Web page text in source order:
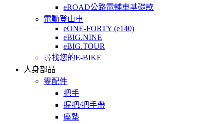
eROAD公路電輔車基礎款
電動登山車
eONE-FORTY (e140)
eBIG.NINE
eBIG.TOUR
尋找您的E-BIKE
人身部品
零配件
把手
握把/把手帶
座墊